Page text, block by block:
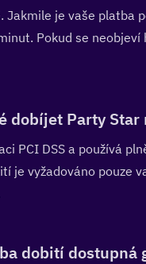
Jakmile je vaše platba
Pokud se
dobíjet Party Star
PCI DSS a používá
je vyžadováno pouze
dobití dostupná